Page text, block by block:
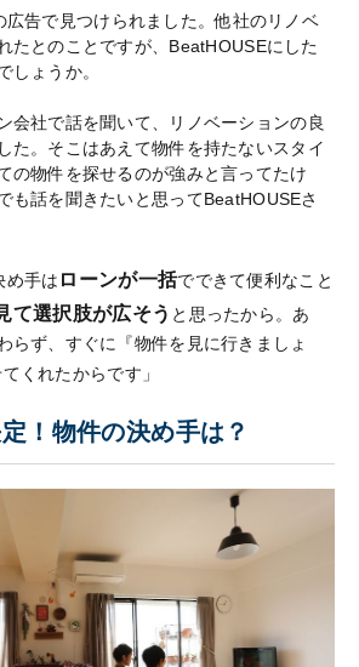
広告で見つけられました。他社のリノベ
たとのことですが、BeatHOUSEにした
しょうか。
会社で話を聞いて、リノベーションの良
た。そこはあえて物件を持たないスタイ
の物件を探せるのが強みと言ってたけ
も話を聞きたいと思ってBeatHOUSEさ
め手は ローンが一括でできて便利なこと
て選択肢が広そう と思ったから。あ
らず、すぐに『物件を見に行きましょ
くれたからです」
！物件の決め手は？